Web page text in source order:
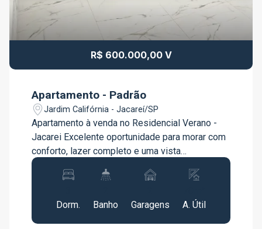
R$ 600.000,00 V
Apartamento - Padrão
Jardim Califórnia - Jacareí/SP
Apartamento à venda no Residencial Verano -
Jacarei Excelente oportunidade para morar com
conforto, lazer completo e uma vista
privilegiada para a Serra da Mantiqueira.
Apartamento com 70 m², distribuídos em: 3
banheiros Área de serviços 2 vagas de garagem
Planta funcional, ideal para famílias que buscam
Dorm.
Banho
Garagens
A. Útil